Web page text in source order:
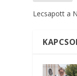
Lecsapott a